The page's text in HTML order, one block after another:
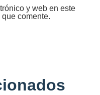
y web en este
comente.